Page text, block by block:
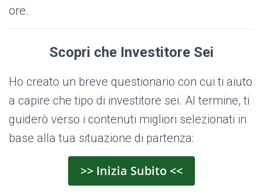
ore.
Scopri che Investitore Sei
Ho creato un breve questionario con cui ti aiuto
a capire che tipo di investitore sei. Al termine, ti
guiderò verso i contenuti migliori selezionati in
base alla tua situazione di partenza:
>> Inizia Subito <<